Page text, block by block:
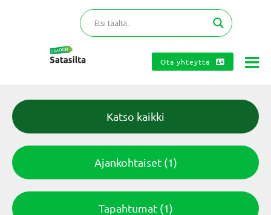
Ota yhteyttä
Katso kaikki
Ajankohtaiset (1)
Tapahtumat (1)